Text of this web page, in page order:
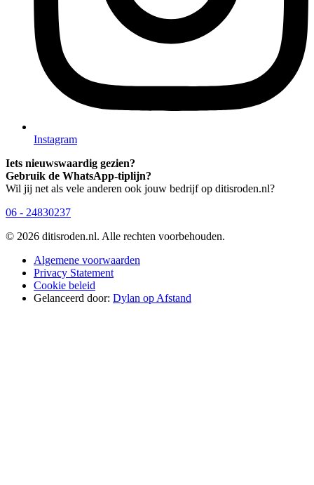
Instagram
Iets nieuwswaardig gezien?
Gebruik de WhatsApp-tiplijn?
Wil jij net als vele anderen ook jouw bedrijf op ditisroden.nl?
06 - 24830237
© 2026 ditisroden.nl. Alle rechten voorbehouden.
Algemene voorwaarden
Privacy Statement
Cookie beleid
Gelanceerd door: Dylan op Afstand